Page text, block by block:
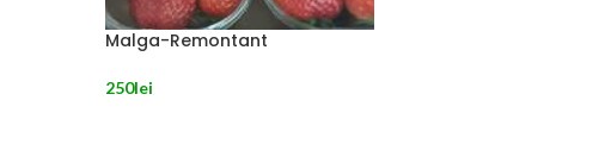
Malga-Remontant
250lei